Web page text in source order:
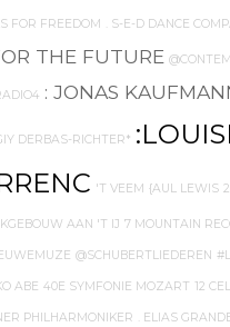
FOR FREEDOM . S-E-D DANCE
THE FUTURE
: JONAS
DERBAS-RICHTER*
'T VEEM {AUL LEWIS
AAN 'T IJ 7 MOUNTAIN
@SCHUBERTLIEDEREN
ABE 40E SYMFONIE MOZART 12
PHILHARMONIKER . ELIAS